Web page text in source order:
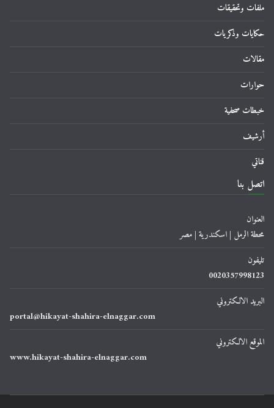
ملفات وتحقيقات
حكايات وذكريات
مقالات
حوارات
خبطات صحفية
أرشيف
قناتي
اتصل بنا
العنوان
محطة الرمل | اسكندرية | مصر
تليفون
0020357998123
البريد الالكتروني
portal@hikayat-shahira-elnaggar.com
الموقع الالكتروني
www.hikayat-shahira-elnaggar.com